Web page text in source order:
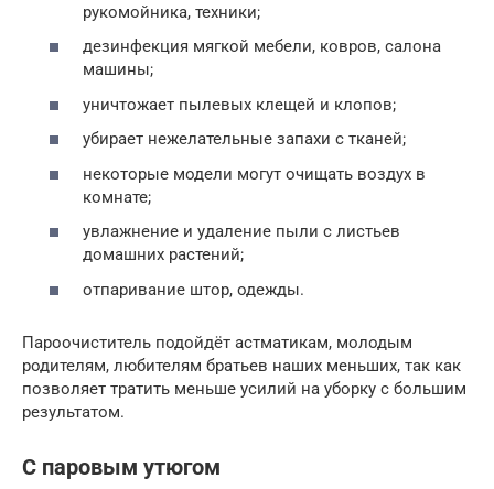
рукомойника, техники;
дезинфекция мягкой мебели, ковров, салона
машины;
уничтожает пылевых клещей и клопов;
убирает нежелательные запахи с тканей;
некоторые модели могут очищать воздух в
комнате;
увлажнение и удаление пыли с листьев
домашних растений;
отпаривание штор, одежды.
Пароочиститель подойдёт астматикам, молодым
родителям, любителям братьев наших меньших, так как
позволяет тратить меньше усилий на уборку с большим
результатом.
С паровым утюгом